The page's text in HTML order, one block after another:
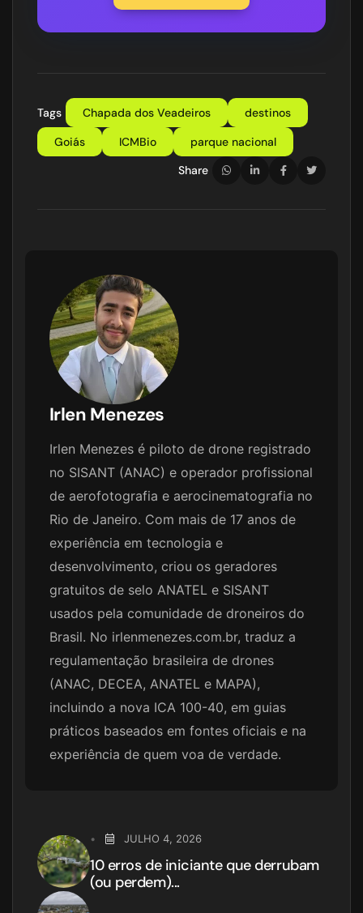
Tags Chapada dos Veadeiros
destinos
Goiás
ICMBio
parque nacional
Share
Irlen Menezes
Irlen Menezes é piloto de drone registrado
no SISANT (ANAC) e operador profissional
de aerofotografia e aerocinematografia no
Rio de Janeiro. Com mais de 17 anos de
experiência em tecnologia e
desenvolvimento, criou os geradores
gratuitos de selo ANATEL e SISANT
usados pela comunidade de droneiros do
Brasil. No irlenmenezes.com.br, traduz a
regulamentação brasileira de drones
(ANAC, DECEA, ANATEL e MAPA),
incluindo a nova ICA 100-40, em guias
práticos baseados em fontes oficiais e na
experiência de quem voa de verdade.
JULHO 4, 2026
10 erros de iniciante que derrubam
(ou perdem)...